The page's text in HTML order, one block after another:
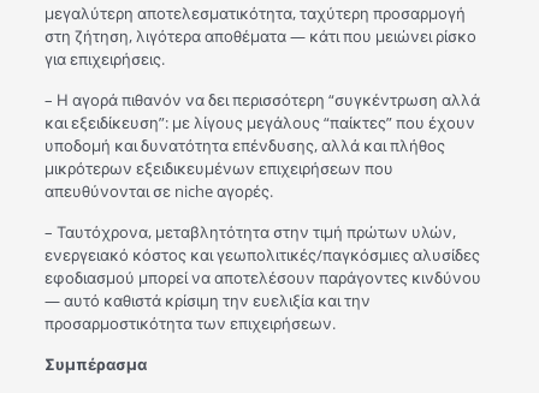
μεγαλύτερη αποτελεσματικότητα, ταχύτερη προσαρμογή
στη ζήτηση, λιγότερα αποθέματα — κάτι που μειώνει ρίσκο
για επιχειρήσεις.
– Η αγορά πιθανόν να δει περισσότερη “συγκέντρωση αλλά
και εξειδίκευση”: με λίγους μεγάλους “παίκτες” που έχουν
υποδομή και δυνατότητα επένδυσης, αλλά και πλήθος
μικρότερων εξειδικευμένων επιχειρήσεων που
απευθύνονται σε niche αγορές.
– Ταυτόχρονα, μεταβλητότητα στην τιμή πρώτων υλών,
ενεργειακό κόστος και γεωπολιτικές/παγκόσμιες αλυσίδες
εφοδιασμού μπορεί να αποτελέσουν παράγοντες κινδύνου
— αυτό καθιστά κρίσιμη την ευελιξία και την
προσαρμοστικότητα των επιχειρήσεων.
Συμπέρασμα